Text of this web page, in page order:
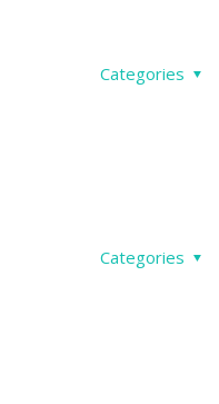
Categories
Categories